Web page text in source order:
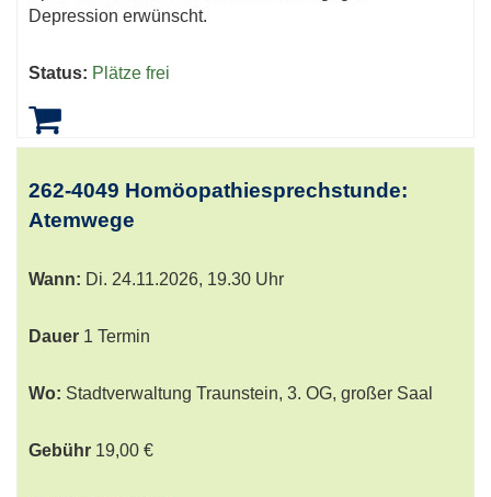
Depression erwünscht.
Status: Plätze frei
262-4049 Homöopathiesprechstunde:
Atemwege
Wann: Di. 24.11.2026, 19.30 Uhr
Dauer 1 Termin
Wo: Stadtverwaltung Traunstein, 3. OG, großer Saal
Gebühr 19,00 €